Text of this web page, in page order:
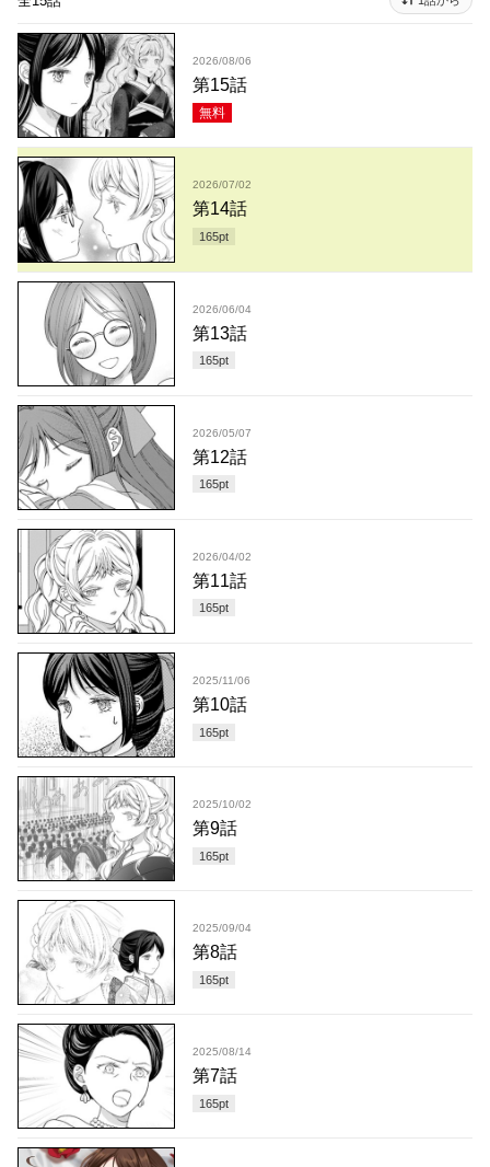
2026/08/06
第15話
無料
2026/07/02
第14話
165pt
2026/06/04
第13話
165pt
2026/05/07
第12話
165pt
2026/04/02
第11話
165pt
2025/11/06
第10話
165pt
2025/10/02
第9話
165pt
2025/09/04
第8話
165pt
2025/08/14
第7話
165pt